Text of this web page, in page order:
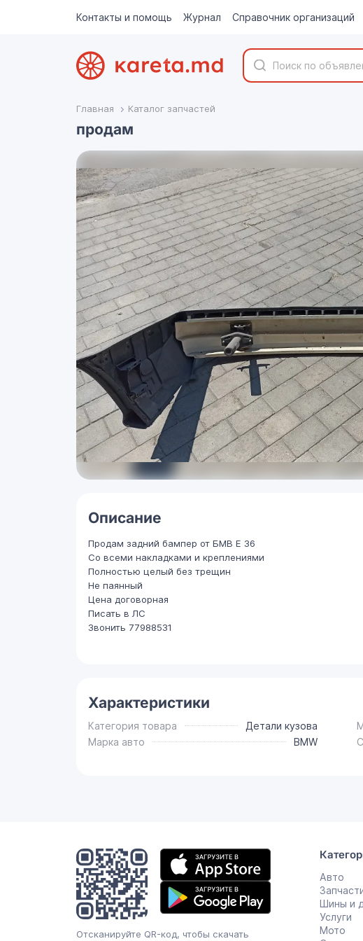
Контакты и помощь Журнал Справочник организаций
Главная Каталог запчастей
продам
Описание
Продам задний бампер от БМВ Е 36
Со всеми накладками и креплениями
Полностью целый без трещин
Не паянный
Цена договорная
Писать в ЛС
Звонить 77988531
Характеристики
Категория товара
Детали кузова
Марка авто
BMW
Мобильное
приложение
Отсканируйте QR-код, чтобы скачать
Авто
Шины и
Услуги
Мото